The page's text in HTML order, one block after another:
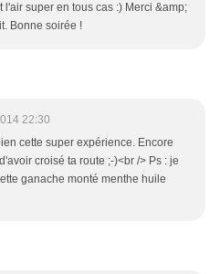
l'air super en tous cas :) Merci &amp;
Bonne soirée !
22:30
cette super expérience. Encore
croisé ta route ;-)<br /> Ps : je
ganache monté menthe huile